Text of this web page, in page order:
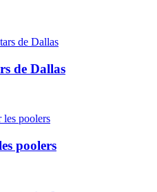
de Dallas
poolers